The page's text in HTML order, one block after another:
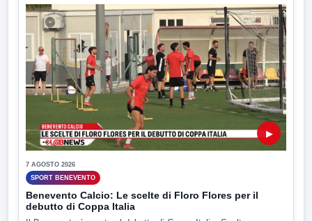
▶
7 AGOSTO 2026
SPORT BENEVENTO
Benevento Calcio: Le scelte di Floro Flores per il
debutto di Coppa Italia